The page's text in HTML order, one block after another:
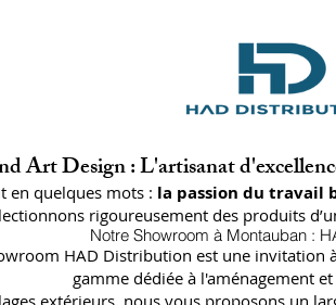
Art Design : L'artisanat
en quelques mots : la passion du travail
rigoureusement des produits
Notre Showroom à Montauban :
HAD Distribution est une
gamme dédiée à l'aménagement
extérieurs, nous vous proposons un